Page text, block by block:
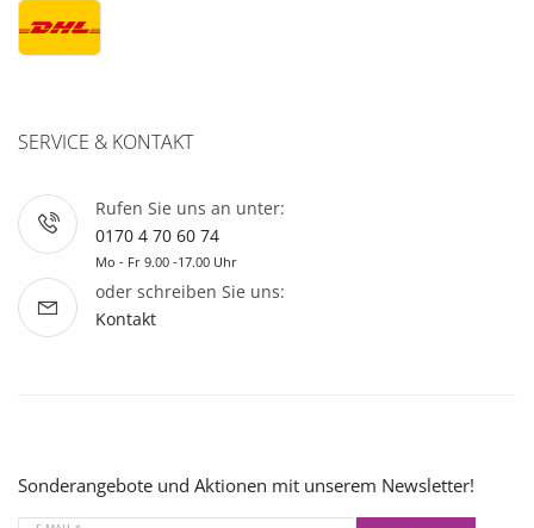
SERVICE & KONTAKT
Rufen Sie uns an unter:
0170 4 70 60 74
Mo - Fr 9.00 -17.00 Uhr
oder schreiben Sie uns:
Kontakt
Sonderangebote und Aktionen mit unserem Newsletter!